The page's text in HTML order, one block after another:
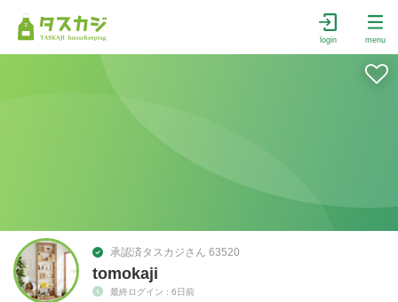
login menu
承認済タスカジさん 63520
tomokaji
最終ログイン : 6日前